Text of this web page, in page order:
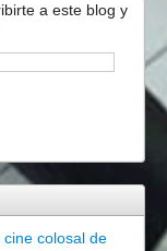
a este blog y
colosal de